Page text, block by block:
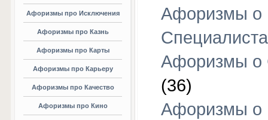
Афоризмы про Исключения
Афоризмы про Казнь
Афоризмы про Карты
Афоризмы про Карьеру
Афоризмы про Качество
Афоризмы про Кино
Афоризмы о
Афоризмы о
(36)
Афоризмы о